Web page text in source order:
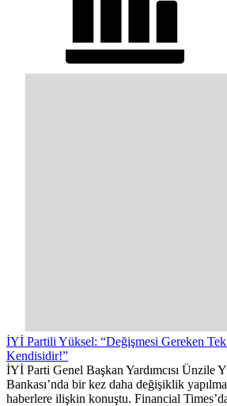
İYİ Partili Yüksel: “Değişmesi Gereken Tek
Kendisidir!”
İYİ Parti Genel Başkan Yardımcısı Ünzile
Bankası’nda bir kez daha değişiklik
haberlere ilişkin konuştu. Financial